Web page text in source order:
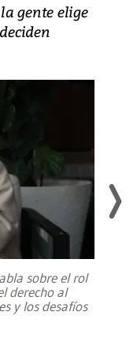
gente elige
sobre el rol
derecho al
y los desafíos